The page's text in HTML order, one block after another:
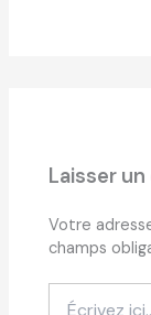
Laisser
Votre
champs